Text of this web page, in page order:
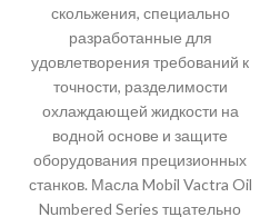
скольжения, специально
разработанные для
удовлетворения требований к
точности, разделимости
охлаждающей жидкости на
водной основе и защите
оборудования прецизионных
станков. Масла Mobil Vactra Oil
Numbered Series тщательно